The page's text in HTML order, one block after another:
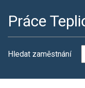
Práce
Hledat zaměstnání